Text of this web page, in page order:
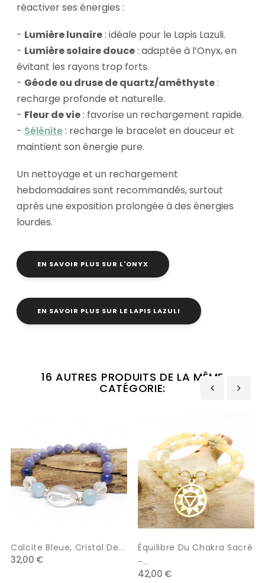
réactiver ses énergies :
- Lumière lunaire: idéale pour le Lapis Lazuli.
- Lumière solaire douce: adaptée à l’Onyx, en
évitant les rayons trop forts.
- Géode ou druse de quartz/améthyste:
recharge profonde et naturelle.
- Fleur de vie: favorise un rechargement rapide.
- Sélénite: recharge le bracelet en douceur et
maintient son énergie pure.
Un nettoyage et un rechargement
hebdomadaires sont recommandés, surtout
après une exposition prolongée à des énergies
lourdes.
EN SAVOIR PLUS SUR L'ONYX
EN SAVOIR PLUS SUR LE LAPIS LAZULI
16 AUTRES PRODUITS DE LA MÊME
CATÉGORIE:
Calcite Bleue, Cristal De...
32,00 €
Équilibre Du Chakra Sacré
-...
42,00 €